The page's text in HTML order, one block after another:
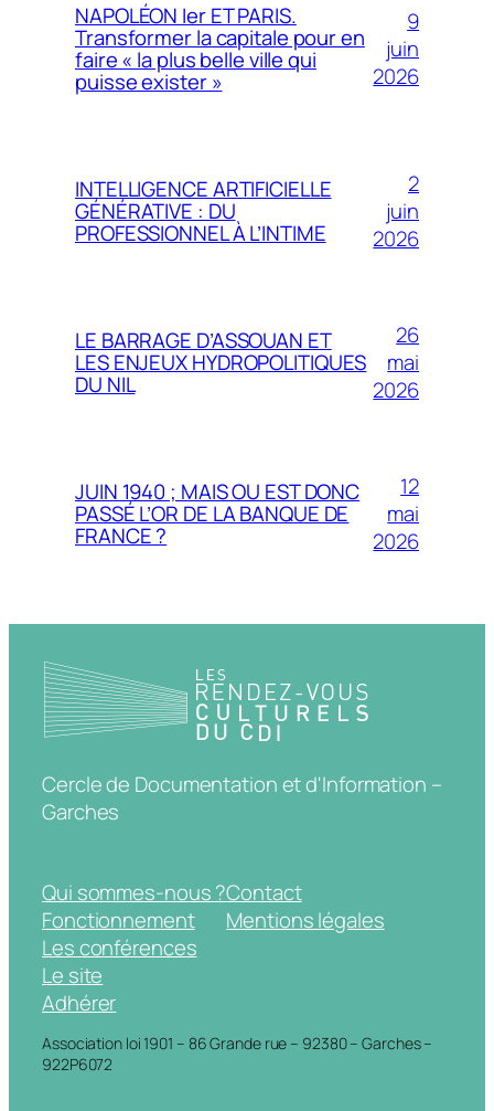
NAPOLÉON Ier ET PARIS.
Transformer la capitale pour en
faire « la plus belle ville qui
puisse exister »
9
juin
2026
INTELLIGENCE ARTIFICIELLE
GÉNÉRATIVE : DU
PROFESSIONNEL À L’INTIME
2
juin
2026
LE BARRAGE D’ASSOUAN ET
LES ENJEUX HYDROPOLITIQUES
DU NIL
26
mai
2026
JUIN 1940 ; MAIS OU EST DONC
PASSÉ L’OR DE LA BANQUE DE
FRANCE ?
12
mai
2026
Cercle de Documentation et d'Information –
Garches
Qui sommes-nous ?
Fonctionnement
Les conférences
Le site
Adhérer
Contact
Mentions légales
Association loi 1901 – 86 Grande rue – 92380 – Garches –
922P6072